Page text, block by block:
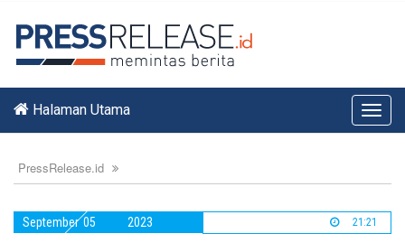
Halaman Utama
PressRelease.id
September 05 2023 21:21